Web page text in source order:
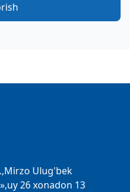
Ulug'bek
26 xonadon 13